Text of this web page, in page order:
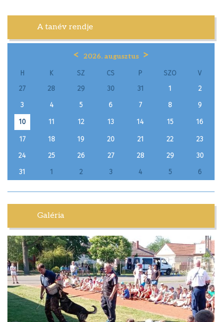
A tanév rendje
< 2026. augusztus >
H K SZ CS P SZO
V
27
28 29 30 31 1
2
3
4 5 6 7 8 9
10 11 12 13 14 15 16
17 18 19 20 21 22
23
24
25 26 27 28 29
30
31
1 2 3 4 5 6
Galéria